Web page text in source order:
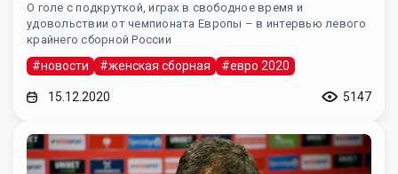
О голе с подкруткой, играх в свободное время и
удовольствии от чемпионата Европы – в интервью левого
крайнего сборной России
#новости #женская сборная #евро 2020
15.12.2020 5147